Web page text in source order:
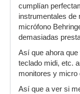
cumplían
instrumentales de
micrófono
demasiadas
Así que ahora
teclado midi, etc.
monitores y micro
Así que a ver si